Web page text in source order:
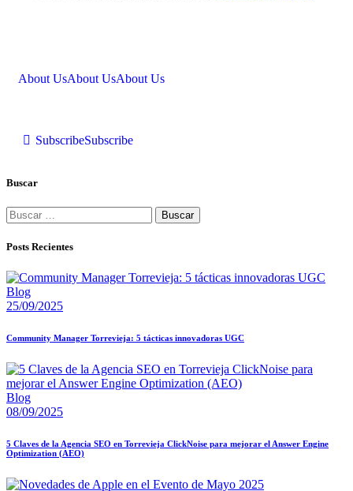
About UsAbout UsAbout Us
SubscribeSubscribe
Buscar
Posts Recientes
Blog
25/09/2025
Community Manager Torrevieja: 5 tácticas innovadoras UGC
Blog
08/09/2025
5 Claves de la Agencia SEO en Torrevieja ClickNoise para mejorar el Answer Engine
Optimization (AEO)